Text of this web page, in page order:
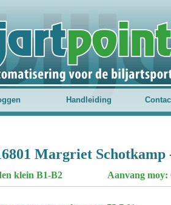
Handleiding
Margriet Schotkamp
klein B1-B2 Aanvang moy: